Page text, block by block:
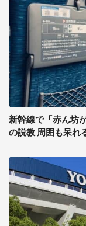
新幹線で「赤ん坊
の説教 周囲も呆れ